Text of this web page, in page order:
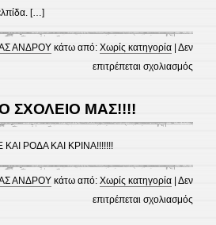
[…]
ΑΝΔΡΟΥ κάτω από:Χωρίς κατηγορία |Δεν
επιτρέπεται σχολιασμός
ΣΧΟΛΕΙΟ ΜΑΣ!!!!
ΡΟΔΑ ΚΑΙ ΚΡΙΝΑ!!!!!!!
ΑΝΔΡΟΥ κάτω από:Χωρίς κατηγορία |Δεν
επιτρέπεται σχολιασμός